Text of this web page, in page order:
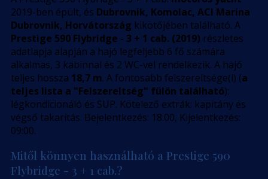
2019-ben épült, és Dubrovnik, Komolac, ACI Marina
Dubrovnik, Horvátország kikötőjében található. A
Prestige 590 Flybridge - 3 + 1 cab. (2019) részletes
adatlapja alapján a hajó legfeljebb 6 fő számára
alkalmas, 3 kabinnal és 2 WC-vel rendelkezik. A hajó
teljes hossza 18,7 m. A fontosabb felszereltsége(i) (a
teljes lista a "Felszereltség" fülön található):
légkondicionáló és SUP. Kötelező extrák: kapitány és
végső takarítás. Bejelentkezés: 18:00, Kijelentkezés:
09:00.
Mitől könnyen használható a Prestige 590
Flybridge - 3 + 1 cab.?